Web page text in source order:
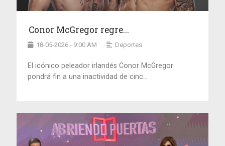
Conor McGregor regre...
18-05-2026 - 9:00 AM Deportes
El icónico peleador irlandés Conor McGregor
pondrá fin a una inactividad de cinc...